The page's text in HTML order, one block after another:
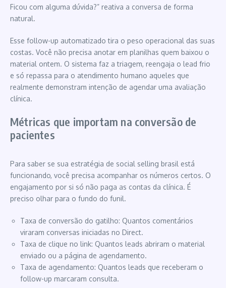
Ficou com alguma dúvida?” reativa a conversa de forma
natural.
Esse follow-up automatizado tira o peso operacional das suas
costas. Você não precisa anotar em planilhas quem baixou o
material ontem. O sistema faz a triagem, reengaja o lead frio
e só repassa para o atendimento humano aqueles que
realmente demonstram intenção de agendar uma avaliação
clínica.
Métricas que importam na conversão de
pacientes
Para saber se sua estratégia de social selling brasil está
funcionando, você precisa acompanhar os números certos. O
engajamento por si só não paga as contas da clínica. É
preciso olhar para o fundo do funil.
Taxa de conversão do gatilho: Quantos comentários
viraram conversas iniciadas no Direct.
Taxa de clique no link: Quantos leads abriram o material
enviado ou a página de agendamento.
Taxa de agendamento: Quantos leads que receberam o
follow-up marcaram consulta.